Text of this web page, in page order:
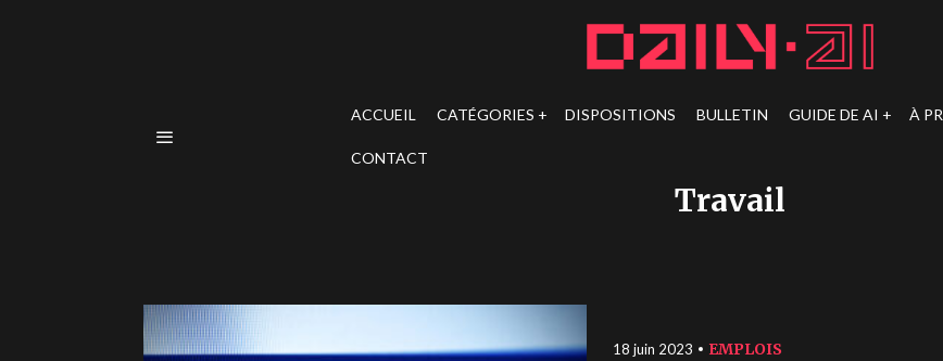
ACCUEIL CATÉGORIES DISPOSITIONS BULLETIN GUIDE DE AI À
CONTACT
Travail
18 juin 2023 EMPLOIS